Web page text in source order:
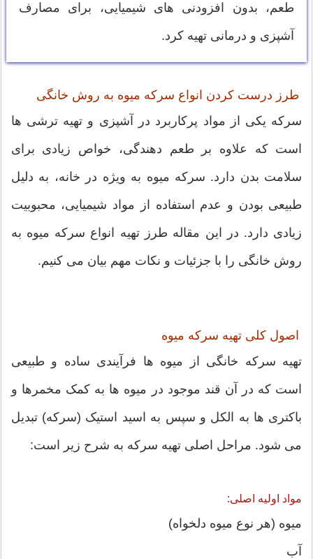
طعم، بدون افزودنی های شیمیایی، برای مصارف
آشپزی و درمانی تهیه کرد.
طرز درست کردن انواع سرکه میوه به روش خانگی
سرکه یکی از مواد پرکاربرد در آشپزی و تهیه ترشی ها
است که علاوه بر طعم دهندگی، خواص زیادی برای
سلامت بدن دارد. سرکه میوه به ویژه در خانه، به دلیل
طبیعی بودن و عدم استفاده از مواد شیمیایی، محبوبیت
زیادی دارد. در این مقاله طرز تهیه انواع سرکه میوه به
روش خانگی را با جزئیات و نکات مهم بیان می کنیم.
اصول کلی تهیه سرکه میوه
تهیه سرکه خانگی از میوه ها فرآیندی ساده و طبیعی
است که در آن قند موجود در میوه ها به کمک مخمرها و
باکتری ها به الکل و سپس به اسید استیک (سرکه) تبدیل
می شود. مراحل اصلی تهیه سرکه به شرح زیر است:
مواد اولیه اصلی:
میوه (هر نوع میوه دلخواه)
آب